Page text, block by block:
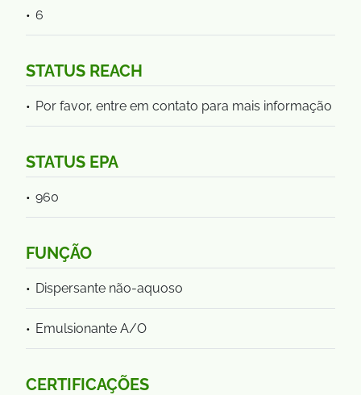
6
STATUS REACH
Por favor, entre em contato para mais informação
STATUS EPA
960
FUNÇÃO
Dispersante não-aquoso
Emulsionante A/O
CERTIFICAÇÕES